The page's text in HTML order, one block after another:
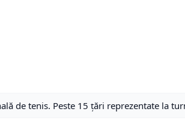
de tenis. Peste 15 țări reprezentate la